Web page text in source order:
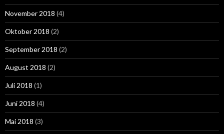
November 2018 (4)
Oktober 2018 (2)
September 2018 (2)
August 2018 (2)
Juli 2018 (1)
Juni 2018 (4)
Mai 2018 (3)